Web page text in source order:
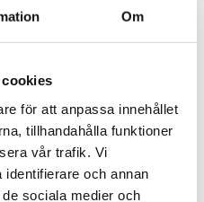
Om
för att anpassa innehållet
tillhandahålla funktioner
vår trafik. Vi
och annan
sociala medier och
omdöme.